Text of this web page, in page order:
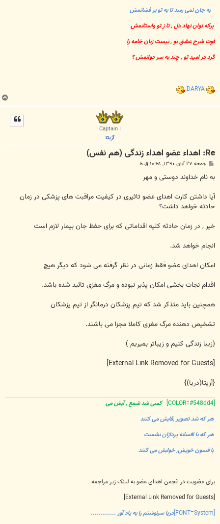
به جان نمی رسد تا به تو بر فشانمش
برکه توان نهاد دل , تا ز تو واستانمش
قوت شرح عشق تو , نیست زبان خامه را
گرد در امید تو , چند به سر دوانمش ؟
DARYA
ب
ا
Captain I
آزیتا
Re: اهداء عضو اهداء زندگی (هم نفس)
پ
ت
جمعه ۲۷ آبان ۱۳۹۰, ۱۰:۴۸ ق.ظ
به نام خداوند دوستی و مهر
آیا داشتن کارت اهدای عضو تاثیری در کیفیت مراقبت های پزشکی در زمان
حادثه خواهد داشت؟
خیر , در زمان حادثه کلیه اقداماتی که برای حفظ جان بیمار لازم است
انجام خواهد شد.
امکان اهدای عضو فقط زمانی در نظر گرفته می شود که دیگر هیچ
اقدام نجات بخشی امکان پذیر نبوده و مرگ مغزی تائید شده باشد.
همچنین باید متذکر شد که تیم پزشکان درمانگر از تیم پزشکان
تشخیص دهنده مرگ مغزی کاملا مجزا می باشند.
(زیبا زندگی کنیم و زیباتر بمیریم )
{آزیتا(دریا)}
کسی شد شمع , آبش می
هر که شد تصویر ,قابش می کنند
هر که با افسانه پردازان نشست
با فسون خویش, خوابش می کنند
برای عضویت در انجمن اهدای عضو به لینک زیر مراجعه
دریا سرنوشتم را به یاد آور .............